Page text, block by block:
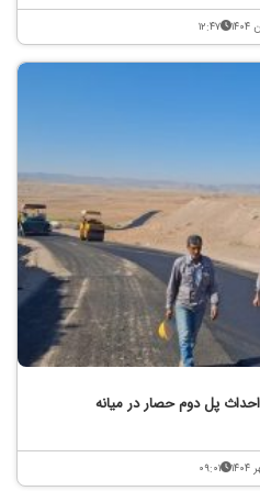
۱۲:۴۷
پل دوم حصار در میانه
۰۹:۰۱